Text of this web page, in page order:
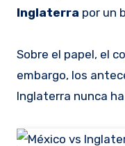
Inglaterra por un
Sobre el papel, el
embargo, los
Inglaterra nunca